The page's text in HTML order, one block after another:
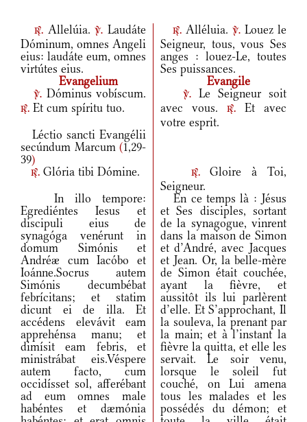
r. Allelúia.v. Laudáte
Dóminum, omnes Angeli
eius: laudáte eum, omnes
virtútes eius.
r. Alléluia. v. Louez le
Seigneur, tous, vous Ses
anges : louez-Le, toutes
Ses puissances.
Evangelium
Evangile
v. Dóminus vobíscum.
r. Et cum spíritu tuo.
v.
Le Seigneur soit
avec vous.
r.
Et avec
votre esprit.
Léctio sancti Evangélii
secúndum Marcum (1,29-
39)
r. Glória tibi Dómine. r.Gloire à Toi,
Seigneur.
In illo tempore:
Egrediéntes Iesus et
discipuli eius de
synagóga venérunt in
domum Simónis et
Andréæ cum Iacóbo et
Ioánne.Socrus autem
Simónis decumbébat
febrícitans; et statim
dicunt ei de illa. Et
accédens elevávit eam
apprehénsa manu; et
dimísit eam febris, et
ministrábat eis.Véspere
autem facto, cum
occidísset sol, afferébant
ad eum omnes male
habéntes et dæmónia
En ce temps là : Jésus
et Ses disciples, sortant
de la synagogue, vinrent
dans la maison de Simon
et d’André, avec Jacques
et Jean. Or, la belle-mère
de Simon était couchée,
ayant la fièvre, et
aussitôt ils lui parlèrent
d’elle. Et S’approchant, Il
la souleva, la prenant par
la main; et à l’instant la
fièvre la quitta, et elle les
servait. Le soir venu,
lorsque le soleil fut
couché, on Lui amena
tous les malades et les
possédés du démon; et